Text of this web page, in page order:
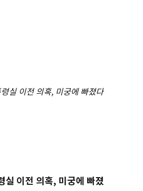
실 이전 의혹, 미궁에 빠졌